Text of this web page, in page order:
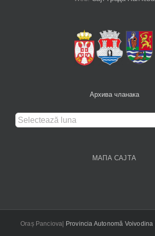
Архива чланака
Архива
чланака
МАПА САЈТА
Oraș Panciova| Provincia Autonomă Voivodina